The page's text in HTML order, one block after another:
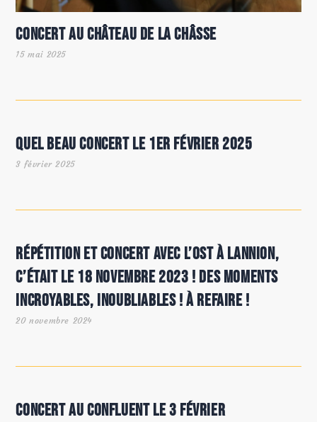
Concert au Château de la Châsse
15 mai 2025
Quel beau concert le 1er février 2025
3 février 2025
Répétition et concert avec l’OST à Lannion,
c’était le 18 novembre 2023 ! Des moments
incroyables, inoubliables ! À refaire !
20 novembre 2024
Concert au Confluent le 3 février